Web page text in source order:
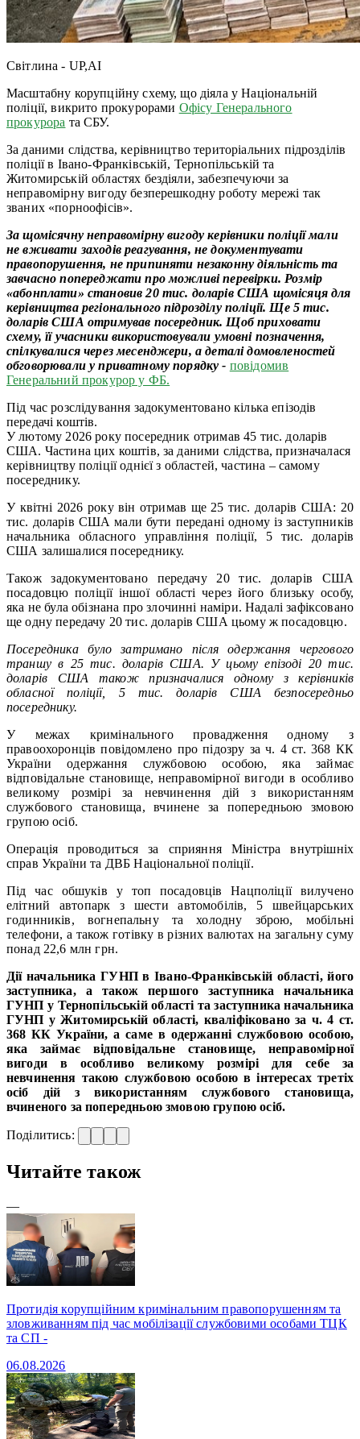
Світлина - UP,AI
Масштабну корупційну схему, що діяла у Національній
поліції, викрито прокурорами Офісу Генерального
прокурора та СБУ.
За даними слідства, керівництво територіальних підрозділів
поліції в Івано-Франківській, Тернопільській та
Житомирській областях бездіяли, забезпечуючи за
неправомірну вигоду безперешкодну роботу мережі так
званих «порноофісів».
За щомісячну неправомірну вигоду керівники поліції мали
не вживати заходів реагування, не документувати
правопорушення, не припиняти незаконну діяльність та
завчасно попереджати про можливі перевірки. Розмір
«абонплати» становив 20 тис. доларів США щомісяця для
керівництва регіонального підрозділу поліції. Ще 5 тис.
доларів США отримував посередник. Щоб приховати
схему, її учасники використовували умовні позначення,
спілкувалися через месенджери, а деталі домовленостей
обговорювали у приватному порядку - повідомив
Генеральний прокурор у ФБ.
Під час розслідування задокументовано кілька епізодів
передачі коштів.
У лютому 2026 року посередник отримав 45 тис. доларів
США. Частина цих коштів, за даними слідства, призначалася
керівництву поліції однієї з областей, частина – самому
посереднику.
У квітні 2026 року він отримав ще 25 тис. доларів США: 20
тис. доларів США мали бути передані одному із заступників
начальника обласного управління поліції, 5 тис. доларів
США залишалися посереднику.
Також задокументовано передачу 20 тис. доларів США
посадовцю поліції іншої області через його близьку особу,
яка не була обізнана про злочинні наміри. Надалі зафіксовано
ще одну передачу 20 тис. доларів США цьому ж посадовцю.
Посередника було затримано після одержання чергового
траншу в 25 тис. доларів США. У цьому епізоді 20 тис.
доларів США також призначалися одному з керівників
обласної поліції, 5 тис. доларів США безпосередньо
посереднику.
У межах кримінального провадження одному з
правоохоронців повідомлено про підозру за ч. 4 ст. 368 КК
України одержання службовою особою, яка займає
відповідальне становище, неправомірної вигоди в особливо
великому розмірі за невчинення дій з використанням
службового становища, вчинене за попередньою змовою
групою осіб.
Операція проводиться за сприяння Міністра внутрішніх
справ України та ДВБ Національної поліції.
Під час обшуків у топ посадовців Нацполіції вилучено
елітний автопарк з шести автомобілів, 5 швейцарських
годинників, вогнепальну та холодну зброю, мобільні
телефони, а також готівку в різних валютах на загальну суму
понад 22,6 млн грн.
Дії начальника ГУНП в Івано-Франківській області, його
заступника, а також першого заступника начальника
ГУНП у Тернопільській області та заступника начальника
ГУНП у Житомирській області, кваліфіковано за ч. 4 ст.
368 КК України, а саме в одержанні службовою особою,
яка займає відповідальне становище, неправомірної
вигоди в особливо великому розмірі для себе за
невчинення такою службовою особою в інтересах третіх
осіб дій з використанням службового становища,
вчиненого за попередньою змовою групою осіб.
Поділитись:
Читайте також
—
Протидія корупційним кримінальним правопорушенням та
зловживанням під час мобілізації службовими особами ТЦК
та СП -
06.08.2026